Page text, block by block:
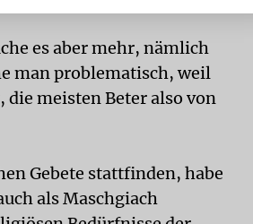
es aber mehr, nämlich
man problematisch, weil
die meisten Beter also von
Gebete stattfinden, habe
als Maschgiach